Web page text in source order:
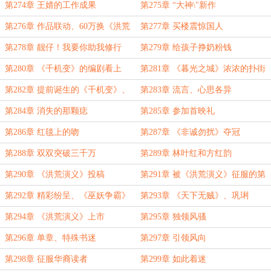
第274章 王婧的工作成果 第275章 “大神\"新作
第276章 作品联动、60万换《洪荒
演义》
第277章 买楼震惊国人
第278章 靓仔！我要你助我修行 第279章 给孩子挣奶粉钱
第280章 《千机变》的编剧看上
《暮光之城》
第281章 《暮光之城》浓浓的扑街
味
第282章 提前诞生的《千机变》、
新学期
第283章 流言、心思各异
第284章 消失的那颗痣 第285章 参加首映礼
第286章 红毯上的吻 第287章 《非诚勿扰》夺冠
第288章 双双突破三千万 第289章 林叶红和方红韵
第290章 《洪荒演义》投稿 第291章 被《洪荒演义》征服的第
一人
第292章 精彩纷呈、《巫妖争霸》
的震撼
第293章 《天下无贼》、巩琍
第294章 《洪荒演义》上市 第295章 独领风骚
第296章 单章、特殊书迷 第297章 引领风向
第298章 征服华裔读者 第299章 如此着迷